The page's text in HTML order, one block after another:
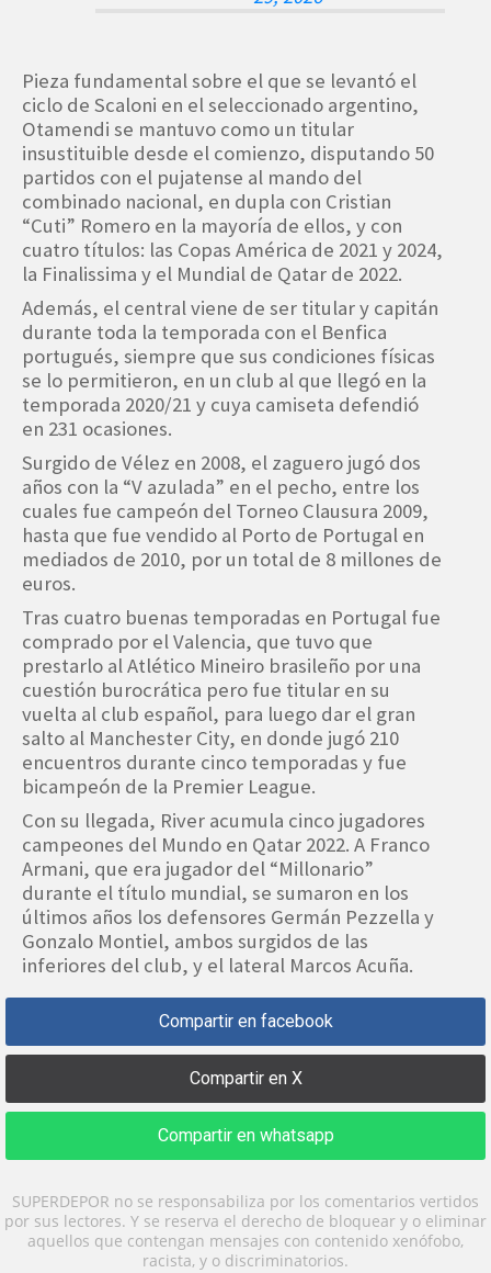
Pieza fundamental sobre el que se levantó el
ciclo de Scaloni en el seleccionado argentino,
Otamendi se mantuvo como un titular
insustituible desde el comienzo, disputando 50
partidos con el pujatense al mando del
combinado nacional, en dupla con Cristian
“Cuti” Romero en la mayoría de ellos, y con
cuatro títulos: las Copas América de 2021 y 2024,
la Finalissima y el Mundial de Qatar de 2022.
Además, el central viene de ser titular y capitán
durante toda la temporada con el Benfica
portugués, siempre que sus condiciones físicas
se lo permitieron, en un club al que llegó en la
temporada 2020/21 y cuya camiseta defendió
en 231 ocasiones.
Surgido de Vélez en 2008, el zaguero jugó dos
años con la “V azulada” en el pecho, entre los
cuales fue campeón del Torneo Clausura 2009,
hasta que fue vendido al Porto de Portugal en
mediados de 2010, por un total de 8 millones de
euros.
Tras cuatro buenas temporadas en Portugal fue
comprado por el Valencia, que tuvo que
prestarlo al Atlético Mineiro brasileño por una
cuestión burocrática pero fue titular en su
vuelta al club español, para luego dar el gran
salto al Manchester City, en donde jugó 210
encuentros durante cinco temporadas y fue
bicampeón de la Premier League.
Con su llegada, River acumula cinco jugadores
campeones del Mundo en Qatar 2022. A Franco
Armani, que era jugador del “Millonario”
durante el título mundial, se sumaron en los
últimos años los defensores Germán Pezzella y
Gonzalo Montiel, ambos surgidos de las
inferiores del club, y el lateral Marcos Acuña.
Compartir en facebook
Compartir en X
Compartir en whatsapp
SUPERDEPOR no se responsabiliza por los comentarios vertidos
por sus lectores. Y se reserva el derecho de bloquear y o eliminar
aquellos que contengan mensajes con contenido xenófobo,
racista, y o discriminatorios.